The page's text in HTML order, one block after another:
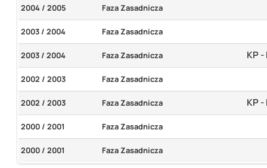
2004 / 2005 Faza Zasadnicza
2003 / 2004 Faza Zasadnicza
2003 / 2004 Faza Zasadnicza KP -
2002 / 2003 Faza Zasadnicza
2002 / 2003 Faza Zasadnicza KP -
2000 / 2001 Faza Zasadnicza
2000 / 2001 Faza Zasadnicza